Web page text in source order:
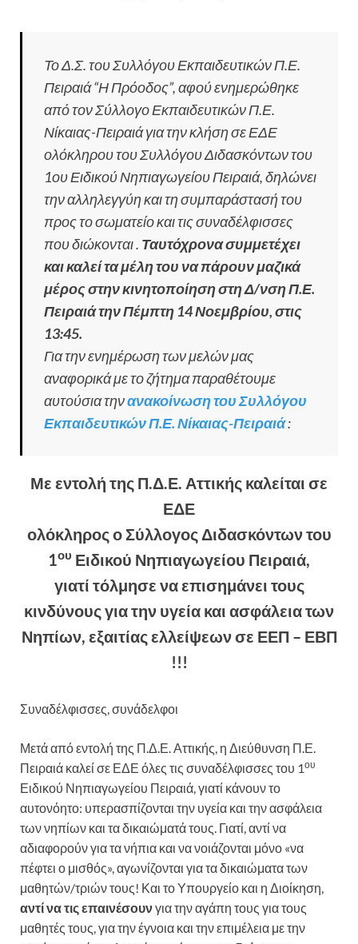
Το Δ.Σ. του Συλλόγου Εκπαιδευτικών Π.Ε.
Πειραιά “Η Πρόοδος”, αφού ενημερώθηκε
από τον Σύλλογο Εκπαιδευτικών Π.Ε.
Νίκαιας-Πειραιά για την κλήση σε ΕΔΕ
ολόκληρου του Συλλόγου Διδασκόντων του
1ου Ειδικού Νηπιαγωγείου Πειραιά, δηλώνει
την αλληλεγγύη και τη συμπαράστασή του
προς το σωματείο και τις συναδέλφισσες
που διώκονται . Ταυτόχρονα συμμετέχει
και καλεί τα μέλη του να πάρουν μαζικά
μέρος στην κινητοποίηση στη Δ/νση Π.Ε.
Πειραιά την Πέμπτη 14 Νοεμβρίου, στις
13:45.
Για την ενημέρωση των μελών μας
αναφορικά με το ζήτημα παραθέτουμε
αυτούσια τηνανακοίνωση του Συλλόγου
Εκπαιδευτικών Π.Ε. Νίκαιας-Πειραιά:
Με εντολή της Π.Δ.Ε. Αττικής καλείται σε
ΕΔΕ
ολόκληρος ο Σύλλογος Διδασκόντων του
1 ου Ειδικού Νηπιαγωγείου Πειραιά,
γιατί τόλμησε να επισημάνει τους
κινδύνους για την υγεία και ασφάλεια των
Νηπίων, εξαιτίας ελλείψεων σε ΕΕΠ – ΕΒΠ
!!!
Συναδέλφισσες, συνάδελφοι
Μετά από εντολή της Π.Δ.Ε. Αττικής, η Διεύθυνση Π.Ε.
Πειραιά καλεί σε ΕΔΕ όλες τις συναδέλφισσες του 1ου
Ειδικού Νηπιαγωγείου Πειραιά, γιατί κάνουν το
αυτονόητο: υπερασπίζονται την υγεία και την ασφάλεια
των νηπίων και τα δικαιώματά τους. Γιατί, αντί να
αδιαφορούν για τα νήπια και να νοιάζονται μόνο «να
πέφτει ο μισθός», αγωνίζονται για τα δικαιώματα των
μαθητών/τριών τους! Και το Υπουργείο και η Διοίκηση,
αντί να τις επαινέσουνγια την αγάπη τους για τους
μαθητές τους, για την έγνοια και την επιμέλεια με την